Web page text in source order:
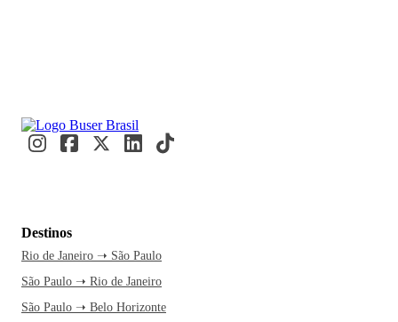
Destinos
Rio de Janeiro ➝ São Paulo
São Paulo ➝ Rio de Janeiro
São Paulo ➝ Belo Horizonte